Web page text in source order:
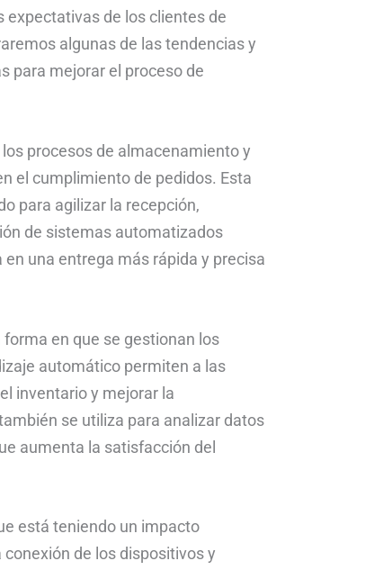
de los clientes de
algunas de las tendencias y
para mejorar el proceso de
procesos de almacenamiento y
el cumplimiento de pedidos. Esta
para agilizar la recepción,
de sistemas automatizados
una entrega más rápida y precisa
en que se gestionan los
automático permiten a las
inventario y mejorar la
se utiliza para analizar datos
aumenta la satisfacción del
está teniendo un impacto
de los dispositivos y